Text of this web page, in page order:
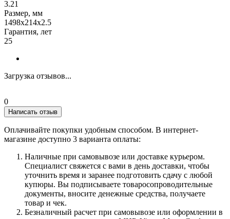
3.21
Размер, мм
1498x214x2.5
Гарантия, лет
25
Загрузка отзывов...
0
Написать отзыв
Оплачивайте покупки удобным способом. В интернет-
магазине доступно 3 варианта оплаты:
Наличные при самовывозе или доставке курьером.
Специалист свяжется с вами в день доставки, чтобы
уточнить время и заранее подготовить сдачу с любой
купюры. Вы подписываете товаросопроводительные
документы, вносите денежные средства, получаете
товар и чек.
Безналичный расчет при самовывозе или оформлении в